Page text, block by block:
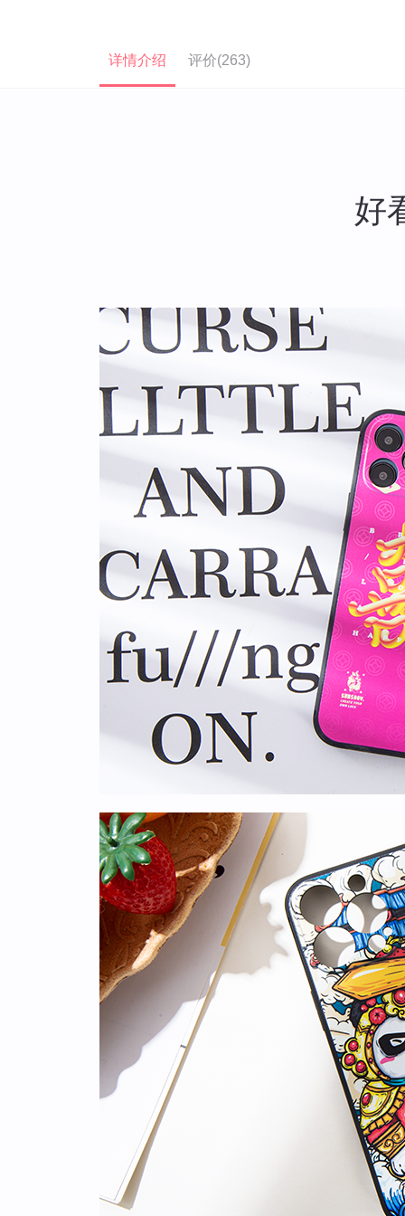
详情介绍 评价(263)
好